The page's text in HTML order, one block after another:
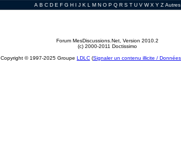
A B C D E F G H I J K L M N O P Q R S T U V W X Y Z Autres
Forum MesDiscussions.Net , Version 2010.2
(c) 2000-2011 Doctissimo
Copyright © 1997-2025 Groupe LDLC (Signaler un contenu illicite /